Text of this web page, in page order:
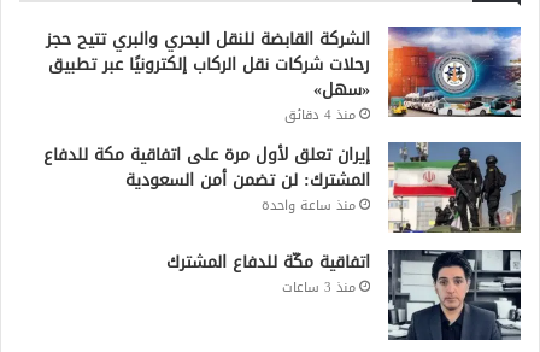
الشركة القابضة للنقل البحري والبري تتيح حجز
رحلات شركات نقل الركاب إلكترونيًا عبر تطبيق
«سهل»
منذ 4 دقائق
إيران تعلق لأول مرة على اتفاقية مكة للدفاع
المشترك: لن تضمن أمن السعودية
منذ ساعة واحدة
اتفاقية مكّة للدفاع المشترك
منذ 3 ساعات